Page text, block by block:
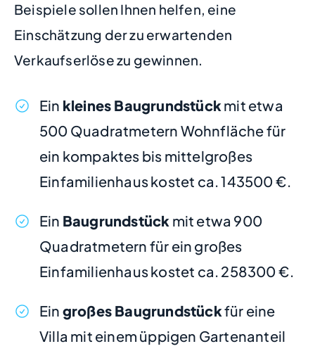
Beispiele sollen Ihnen helfen, eine
Einschätzung der zu erwartenden
Verkaufserlöse zu gewinnen.
Ein kleines Baugrundstückmit etwa
500 Quadratmetern Wohnfläche für
ein kompaktes bis mittelgroßes
Einfamilienhaus kostet ca. 143500 €.
Ein Baugrundstück mit etwa 900
Quadratmetern für ein großes
Einfamilienhaus kostet ca. 258300 €.
Ein großes Baugrundstückfür eine
Villa mit einem üppigen Gartenanteil